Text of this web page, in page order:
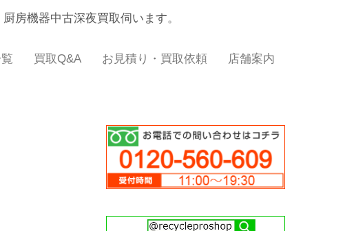
房機器中古深夜買取伺います。
買取Q&A お見積り・買取依頼 店舗案内